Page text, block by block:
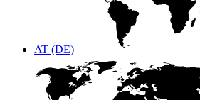
AT (DE)